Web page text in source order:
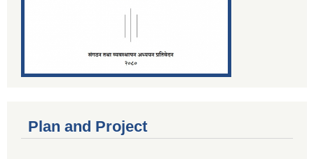
Plan and Project